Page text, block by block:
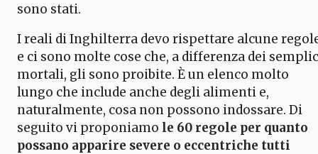
sono stati.
I reali di Inghilterra devo rispettare alcune
e ci sono molte cose che, a differenza dei
mortali, gli sono proibite. È un elenco molto
lungo che include anche degli alimenti e,
naturalmente, cosa non possono indossare. Di
seguito vi proponiamo le 60 regole per quanto
possano apparire severe o eccentriche tutti